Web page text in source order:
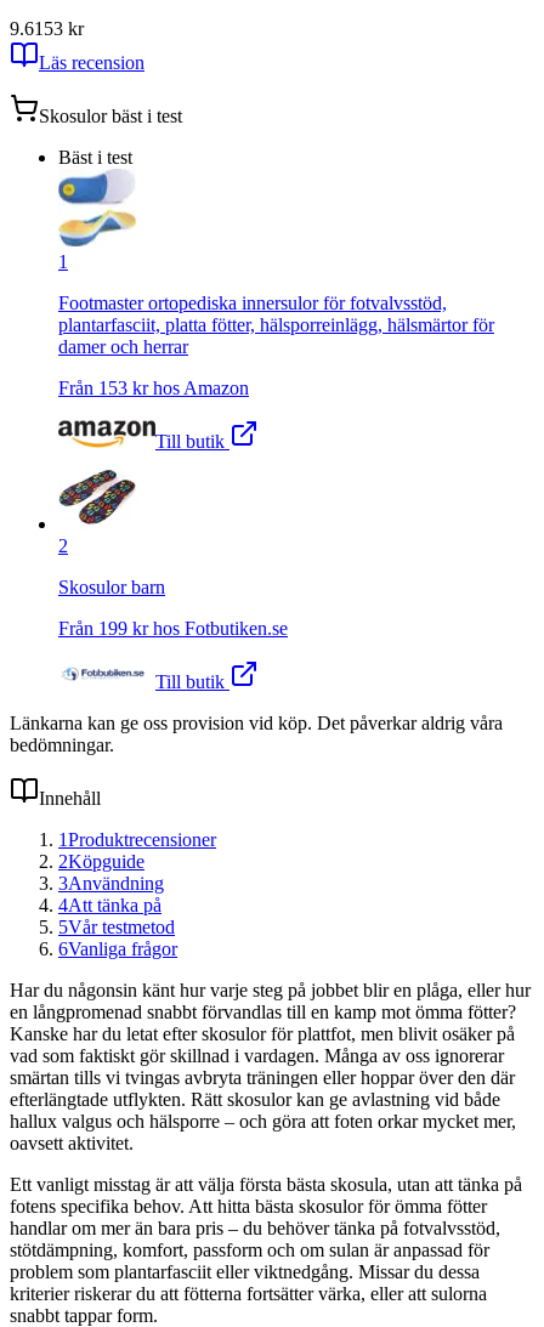
9.6153 kr
Läs recension
Skosulorbäst i test
Bäst i test
1
Footmaster ortopediska innersulor för fotvalvsstöd,
plantarfasciit, platta fötter, hälsporreinlägg, hälsmärtor för
damer och herrar
Från 153 kr hos Amazon
Till butik
2
Skosulor barn
Från 199 kr hos Fotbutiken.se
Till butik
Länkarna kan ge oss provision vid köp. Det påverkar aldrig våra
bedömningar.
Innehåll
1Produktrecensioner
2Köpguide
3Användning
4Att tänka på
5Vår testmetod
6Vanliga frågor
Har du någonsin känt hur varje steg på jobbet blir en plåga, eller hur
en långpromenad snabbt förvandlas till en kamp mot ömma fötter?
Kanske har du letat efter skosulor för plattfot, men blivit osäker på
vad som faktiskt gör skillnad i vardagen. Många av oss ignorerar
smärtan tills vi tvingas avbryta träningen eller hoppar över den där
efterlängtade utflykten. Rätt skosulor kan ge avlastning vid både
hallux valgus och hälsporre – och göra att foten orkar mycket mer,
oavsett aktivitet.
Ett vanligt misstag är att välja första bästa skosula, utan att tänka på
fotens specifika behov. Att hitta bästa skosulor för ömma fötter
handlar om mer än bara pris – du behöver tänka på fotvalvsstöd,
stötdämpning, komfort, passform och om sulan är anpassad för
problem som plantarfasciit eller viktnedgång. Missar du dessa
kriterier riskerar du att fötterna fortsätter värka, eller att sulorna
snabbt tappar form.